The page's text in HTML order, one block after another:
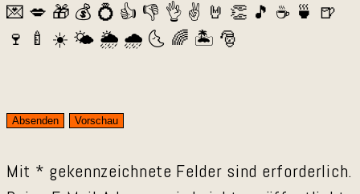
💌 💋 🎁 💰 💍 👍 👎 👌 ✌️ 🤘 👏 🎵 ☕️ 🍵 🍺
🍷
🍼 ☀️ 🌤 🌦 🌧 🌜 🌈 🏝 🎅
Mit * gekennzeichnete Felder sind erforderlich.